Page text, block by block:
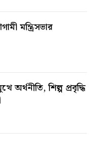
মন্ত্রিসভার
অর্থনীতি, শিল্প প্রবৃদ্ধি